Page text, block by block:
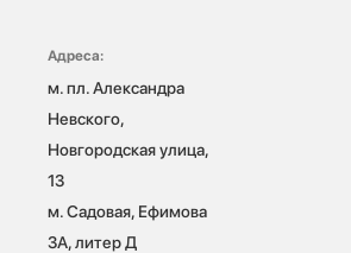
Адреса:
м. пл. Александра
Невского,
Новгородская улица,
13
м. Садовая, Ефимова
3А, литер Д